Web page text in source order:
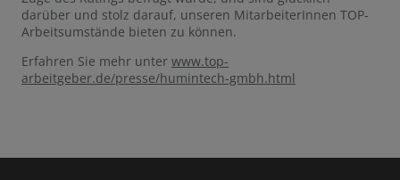
darüber und stolz darauf, unseren MitarbeiterInnen TOP-
Arbeitsumstände bieten zu können.
Erfahren Sie mehr unter www.top-
arbeitgeber.de/presse/humintech-gmbh.html